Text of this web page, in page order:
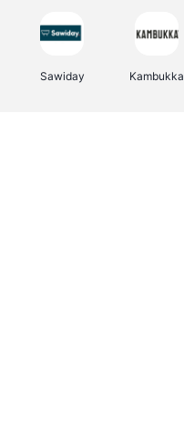
Sawiday Kambukka